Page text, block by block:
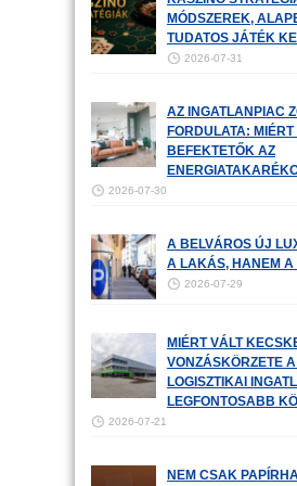
MÓDSZEREK,
TUDATOS JÁTÉK
2026-07-31
AZ INGATLANPIAC
FORDULATA:
BEFEKTETŐK AZ
2026-07-30
A BELVÁROS ÚJ
A LAKÁS, HANEM A
2026-07-29
MIÉRT VÁLT
VONZÁSKÖRZETE
LOGISZTIKAI
LEGFONTOSABB
2026-07-21
NEM CSAK